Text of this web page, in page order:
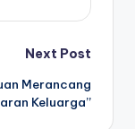
Next Post
Merancang
Keluarga”